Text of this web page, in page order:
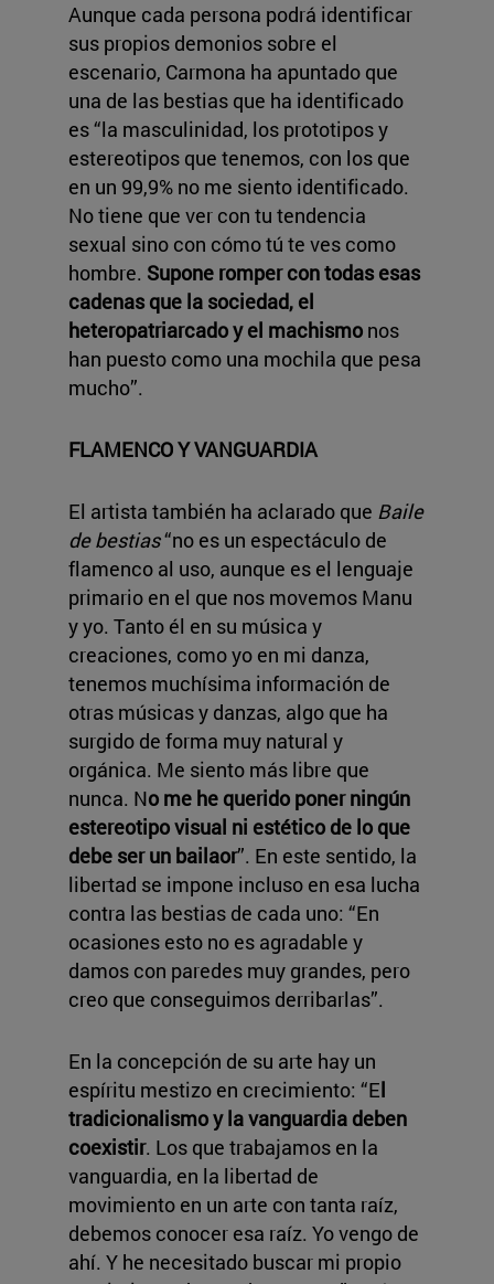
Aunque cada persona podrá identificar
sus propios demonios sobre el
escenario, Carmona ha apuntado que
una de las bestias que ha identificado
es “la masculinidad, los prototipos y
estereotipos que tenemos, con los que
en un 99,9% no me siento identificado.
No tiene que ver con tu tendencia
sexual sino con cómo tú te ves como
hombre. Supone romper con todas esas
cadenas que la sociedad, el
heteropatriarcado y el machismo nos
han puesto como una mochila que pesa
mucho”.
FLAMENCO Y VANGUARDIA
El artista también ha aclarado que Baile
de bestias“no es un espectáculo de
flamenco al uso, aunque es el lenguaje
primario en el que nos movemos Manu
y yo. Tanto él en su música y
creaciones, como yo en mi danza,
tenemos muchísima información de
otras músicas y danzas, algo que ha
surgido de forma muy natural y
orgánica. Me siento más libre que
nunca. No me he querido poner ningún
estereotipo visual ni estético de lo que
debe ser un bailaor”. En este sentido, la
libertad se impone incluso en esa lucha
contra las bestias de cada uno: “En
ocasiones esto no es agradable y
damos con paredes muy grandes, pero
creo que conseguimos derribarlas”.
En la concepción de su arte hay un
espíritu mestizo en crecimiento: “El
tradicionalismo y la vanguardia deben
coexistir. Los que trabajamos en la
vanguardia, en la libertad de
movimiento en un arte con tanta raíz,
debemos conocer esa raíz. Yo vengo de
ahí. Y he necesitado buscar mi propio